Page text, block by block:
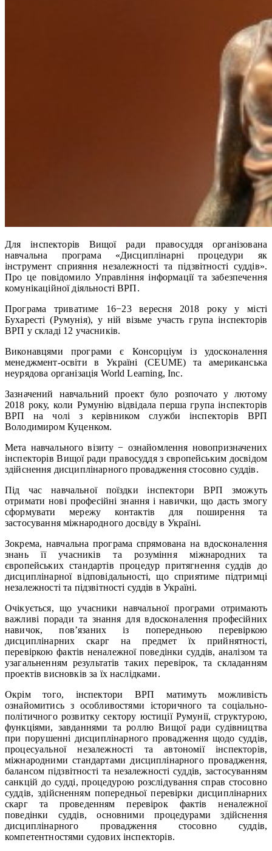
Для інспекторів Вищої ради правосуддя організована
навчальна програма «Дисциплінарні процедури як
інструмент сприяння незалежності та підзвітності суддів».
Про це повідомило Управління інформації та забезпечення
комунікаційної діяльності ВРП.
Програма триватиме 16−23 вересня 2018 року у місті
Бухаресті (Румунія), у ній візьме участь група інспекторів
ВРП у складі 12 учасників.
Виконавцями програми є Консорціум із удосконалення
менеджмент-освіти в Україні (CEUME) та американська
неурядова організація World Learning, Inc.
Зазначений навчальний проект було розпочато у лютому
2018 року, коли Румунію відвідала перша група інспекторів
ВРП на чолі з керівником служби інспекторів ВРП
Володимиром Куценком.
Мета навчального візиту − ознайомлення новопризначених
інспекторів Вищої ради правосуддя з європейським досвідом
здійснення дисциплінарного провадження стосовно суддів.
Під час навчальної поїздки інспектори ВРП зможуть
отримати нові професійні знання і навички, що дасть змогу
сформувати мережу контактів для поширення та
застосування міжнародного досвіду в Україні.
Зокрема, навчальна програма спрямована на вдосконалення
знань її учасників та розуміння міжнародних та
європейських стандартів процедур притягнення суддів до
дисциплінарної відповідальності, що сприятиме підтримці
незалежності та підзвітності суддів в Україні.
Очікується, що учасники навчальної програми отримають
важливі поради та знання для вдосконалення професійних
навичок, пов’язаних із попередньою перевіркою
дисциплінарних скарг на предмет їх прийнятності,
перевіркою фактів неналежної поведінки суддів, аналізом та
узагальненням результатів таких перевірок, та складанням
проектів висновків за їх наслідками.
Окрім того, інспектори ВРП матимуть можливість
ознайомитись з особливостями історичного та соціально-
політичного розвитку сектору юстиції Румунії, структурою,
функціями, завданнями та роллю Вищої ради судівництва
при порушенні дисциплінарного провадження щодо суддів,
процесуальної незалежності та автономії інспекторів,
міжнародними стандартами дисциплінарного провадження,
балансом підзвітності та незалежності суддів, застосуванням
санкцій до судді, процедурою розслідування справ стосовно
суддів, здійсненням попередньої перевірки дисциплінарних
скарг та проведенням перевірок фактів неналежної
поведінки суддів, основними процедурами здійснення
дисциплінарного провадження стосовно суддів,
компетентностями судових інспекторів.